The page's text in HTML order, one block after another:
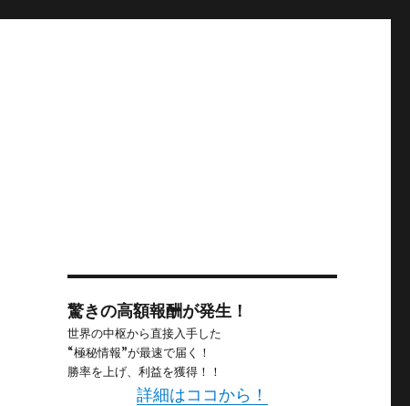
驚きの高額報酬が発生！
世界の中枢から直接入手した
“極秘情報”が最速で届く！
勝率を上げ、利益を獲得！！
詳細はココから！